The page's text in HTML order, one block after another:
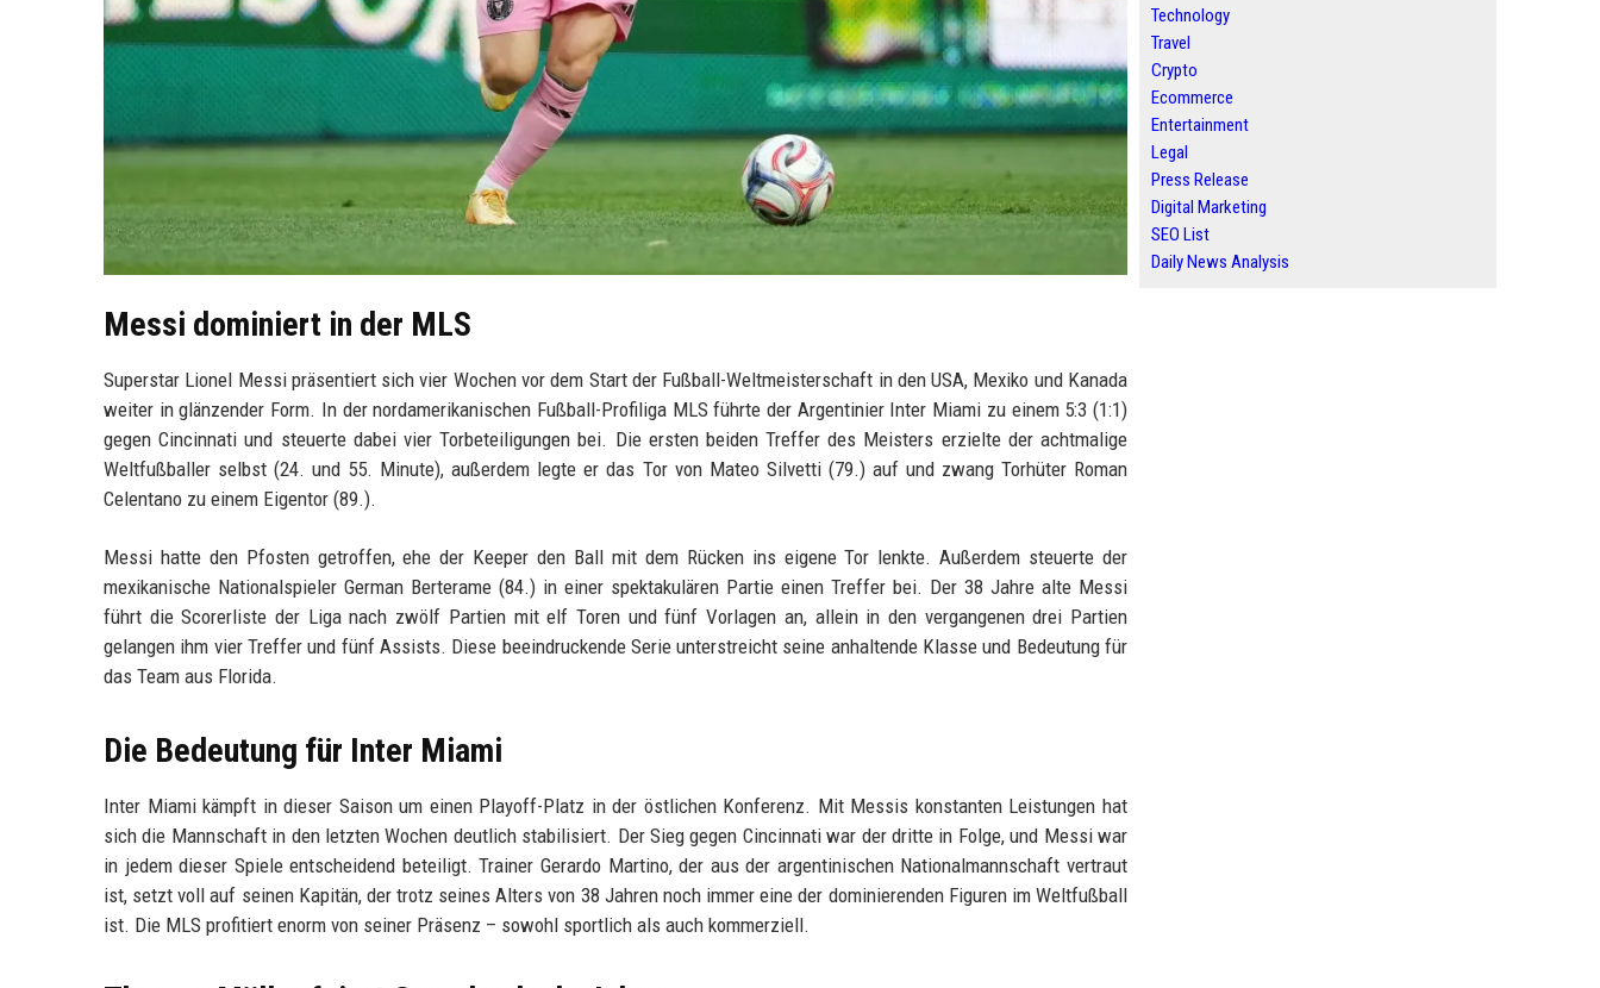
Messi dominiert in der MLS
Superstar Lionel Messi präsentiert sich vier Wochen vor dem Start der Fußball-Weltmeisterschaft in den USA, Mexiko und Kanada
weiter in glänzender Form. In der nordamerikanischen Fußball-Profiliga MLS führte der Argentinier Inter Miami zu einem 5:3 (1:1)
gegen Cincinnati und steuerte dabei vier Torbeteiligungen bei. Die ersten beiden Treffer des Meisters erzielte der achtmalige
Weltfußballer selbst (24. und 55. Minute), außerdem legte er das Tor von Mateo Silvetti (79.) auf und zwang Torhüter Roman
Celentano zu einem Eigentor (89.).
Messi hatte den Pfosten getroffen, ehe der Keeper den Ball mit dem Rücken ins eigene Tor lenkte. Außerdem steuerte der
mexikanische Nationalspieler German Berterame (84.) in einer spektakulären Partie einen Treffer bei. Der 38 Jahre alte Messi
führt die Scorerliste der Liga nach zwölf Partien mit elf Toren und fünf Vorlagen an, allein in den vergangenen drei Partien
gelangen ihm vier Treffer und fünf Assists. Diese beeindruckende Serie unterstreicht seine anhaltende Klasse und Bedeutung für
das Team aus Florida.
Die Bedeutung für Inter Miami
Inter Miami kämpft in dieser Saison um einen Playoff-Platz in der östlichen Konferenz. Mit Messis konstanten Leistungen hat
sich die Mannschaft in den letzten Wochen deutlich stabilisiert. Der Sieg gegen Cincinnati war der dritte in Folge, und Messi war
in jedem dieser Spiele entscheidend beteiligt. Trainer Gerardo Martino, der aus der argentinischen Nationalmannschaft vertraut
ist, setzt voll auf seinen Kapitän, der trotz seines Alters von 38 Jahren noch immer eine der dominierenden Figuren im Weltfußball
ist. Die MLS profitiert enorm von seiner Präsenz – sowohl sportlich als auch kommerziell.
Technology
Travel
Crypto
Ecommerce
Entertainment
Legal
Press Release
Digital Marketing
SEO List
Daily News Analysis